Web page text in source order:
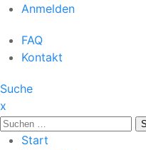
Anmelden
FAQ
Kontakt
Suche
x
Suche
nach:Start